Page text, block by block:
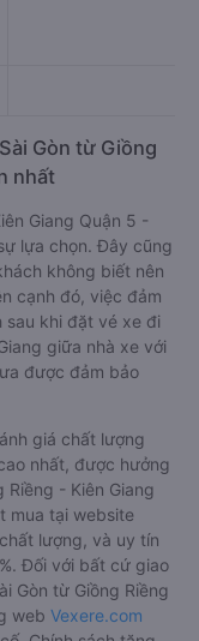
Gòn từ Giồng
nhất
Giang Quận 5 -
lựa chọn. Đây cũng
không biết nên
cạnh đó, việc đảm
sau khi đặt vé xe đi
giữa nhà xe với
được đảm bảo
giá chất lượng
nhất, được hưởng
- Kiên Giang
mua tại website
lượng, và uy tín
Đối với bất cứ giao
Gòn từ Giồng Riềng
web Vexere.com